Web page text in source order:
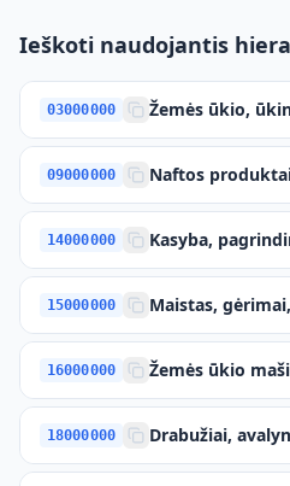
Ieškoti naudojantis
03000000 Žemės ūkio,
09000000 Naftos
14000000 Kasyba,
15000000 Maistas,
16000000 Žemės ūkio
18000000 Drabužiai,